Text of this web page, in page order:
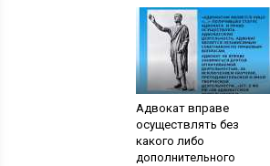
Адвокат вправе
осуществлять без
какого либо
дополнительного